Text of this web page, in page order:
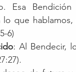
Esa Bendición
que
6)
: Al Bendecir,